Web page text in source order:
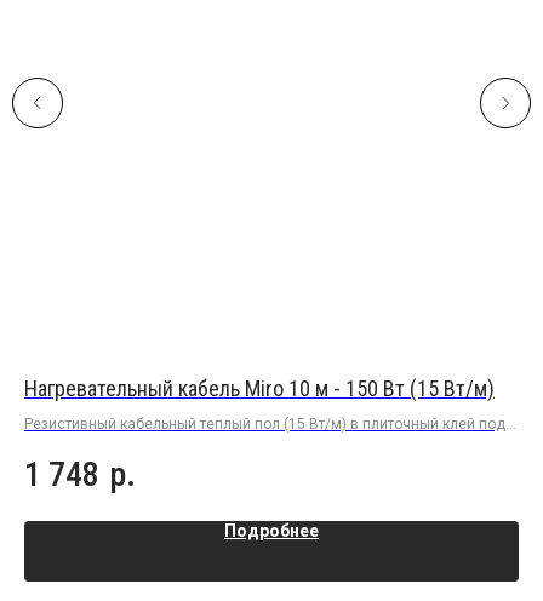
Нагревательный кабель Miro 10 м - 150 Вт (15 Вт/м)
Резистивный кабельный теплый пол (15 Вт/м) в плиточный клей под
1 748 р.
Подробнее